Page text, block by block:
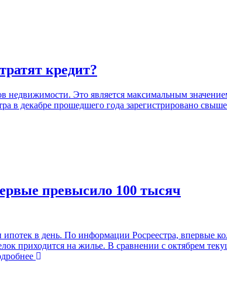
кредит?
недвижимости. Это является максимальным
в декабре прошедшего года зарегистрировано
превысило 100 тысяч
в день. По информации Росреестра, впервые
приходится на жилье. В сравнении с октябрем